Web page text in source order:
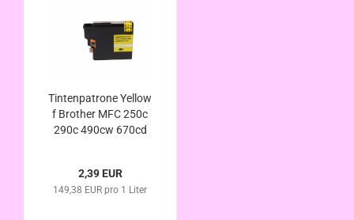
Tintenpatrone Yellow
f Brother MFC 250c
290c 490cw 670cd
5895 5895cm
6490cw 6690cw
2,39 EUR
149,38 EUR pro 1 Liter